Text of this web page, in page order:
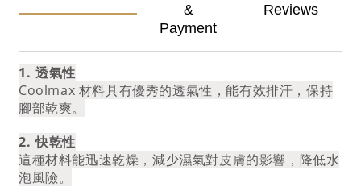
&
Payment
Reviews
1.⁠ ⁠透氣性
Coolmax 材料具有優秀的透氣性，能有效排汗，保持
腳部乾爽。
2.⁠ ⁠快乾性
這種材料能迅速乾燥，減少濕氣對皮膚的影響，降低水
泡風險。